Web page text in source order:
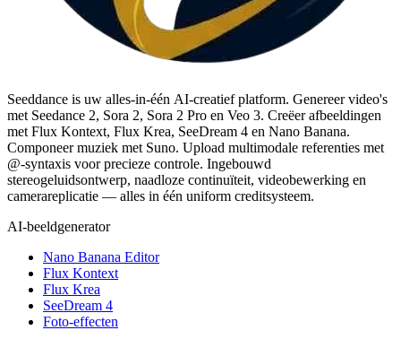
Seeddance is uw alles-in-één AI-creatief platform. Genereer video's
met Seedance 2, Sora 2, Sora 2 Pro en Veo 3. Creëer afbeeldingen
met Flux Kontext, Flux Krea, SeeDream 4 en Nano Banana.
Componeer muziek met Suno. Upload multimodale referenties met
@-syntaxis voor precieze controle. Ingebouwd
stereogeluidsontwerp, naadloze continuïteit, videobewerking en
camerareplicatie — alles in één uniform creditsysteem.
AI-beeldgenerator
Nano Banana Editor
Flux Kontext
Flux Krea
SeeDream 4
Foto-effecten